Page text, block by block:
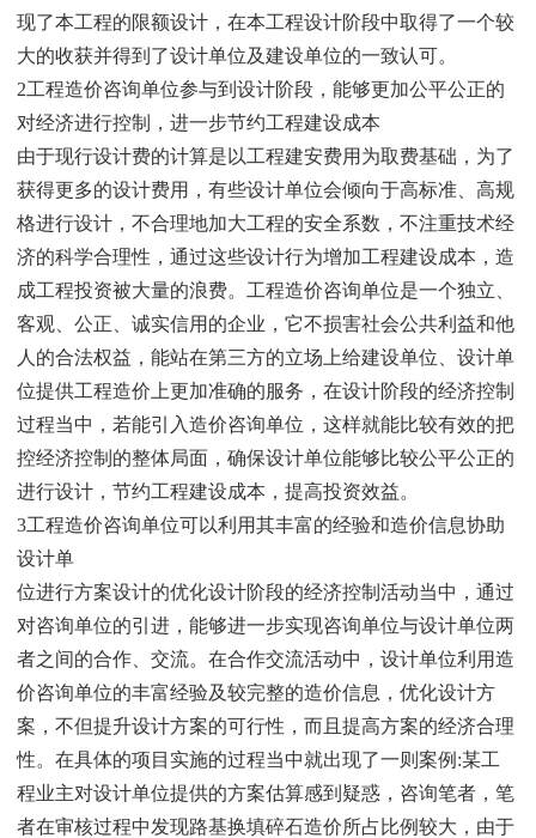
现了本工程的限额设计，在本工程设计阶段中取得了一个较
大的收获并得到了设计单位及建设单位的一致认可。
2工程造价咨询单位参与到设计阶段，能够更加公平公正的
对经济进行控制，进一步节约工程建设成本
由于现行设计费的计算是以工程建安费用为取费基础，为了
获得更多的设计费用，有些设计单位会倾向于高标准、高规
格进行设计，不合理地加大工程的安全系数，不注重技术经
济的科学合理性，通过这些设计行为增加工程建设成本，造
成工程投资被大量的浪费。工程造价咨询单位是一个独立、
客观、公正、诚实信用的企业，它不损害社会公共利益和他
人的合法权益，能站在第三方的立场上给建设单位、设计单
位提供工程造价上更加准确的服务，在设计阶段的经济控制
过程当中，若能引入造价咨询单位，这样就能比较有效的把
控经济控制的整体局面，确保设计单位能够比较公平公正的
进行设计，节约工程建设成本，提高投资效益。
3工程造价咨询单位可以利用其丰富的经验和造价信息协助
设计单
位进行方案设计的优化设计阶段的经济控制活动当中，通过
对咨询单位的引进，能够进一步实现咨询单位与设计单位两
者之间的合作、交流。在合作交流活动中，设计单位利用造
价咨询单位的丰富经验及较完整的造价信息，优化设计方
案，不但提升设计方案的可行性，而且提高方案的经济合理
性。在具体的项目实施的过程当中就出现了一则案例:某工
程业主对设计单位提供的方案估算感到疑惑，咨询笔者，笔
者在审核过程中发现路基换填碎石造价所占比例较大，由于